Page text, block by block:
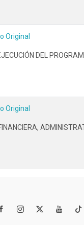
Original
DEL
Original
